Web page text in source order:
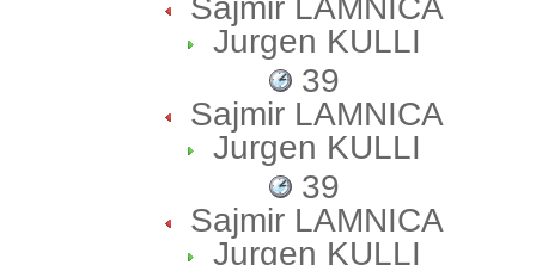
Jurgen KULLI
39
Sajmir LAMNICA
Jurgen KULLI
39
Sajmir LAMNICA
Jurgen KULLI